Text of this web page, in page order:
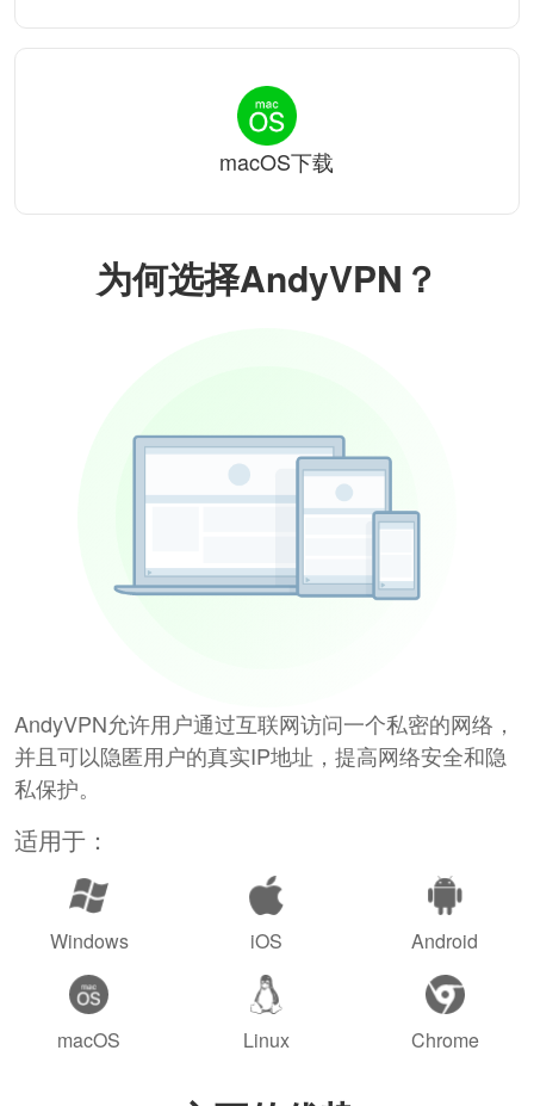
为何选择AndyVPN？
AndyVPN允许用户通过互联网访问一个私密的网络，
并且可以隐匿用户的真实IP地址，提高网络安全和隐
私保护。
适用于：
Windows iOS Android
macOS Linux Chrome
macOS下载